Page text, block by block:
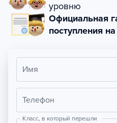
уровню
Официальная
поступления
Имя
Телефон
Класс, в который перешли